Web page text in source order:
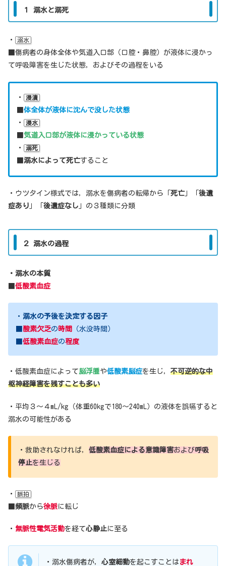
１ 溺水と溺死
・ 溺水
■傷病者の身体全体や気道入口部（口腔・鼻腔）が液体に浸かっ
て呼吸障害を生じた状態，およびその過程をいる
・ 浸漬
体全体が液体に沈んで没した状態
・
浸水
気道入口部が液体に浸かっている状態
・
溺死
溺水によって死亡すること
・ウツタイン様式では，溺水を傷病者の転帰から「 死亡」「 後遺
症あり 」「 後遺症なし 」の３種類に分類
２ 溺水の過程
・溺水の本質
低酸素血症
・ 溺水の予後を決定する因子
酸素欠乏の 時間
（水没時間）
低酸素血症の程度
・低酸素血症によって脳浮腫や低酸素脳症を生じ， 不可逆的な中
枢神経障害を残すことも多い
・平均３〜４mL/kg（体重60kgで180〜240mL）の液体を誤嚥すると
溺水の可能性がある
・救助されなければ， 低酸素血症による意識障害および呼吸
停止を生じる
・ 脈拍
頻脈から徐脈に転じ
・ 無脈性電気活動を経て心静止に至る
・溺水傷病者が， 心室細動を起こすことは まれ